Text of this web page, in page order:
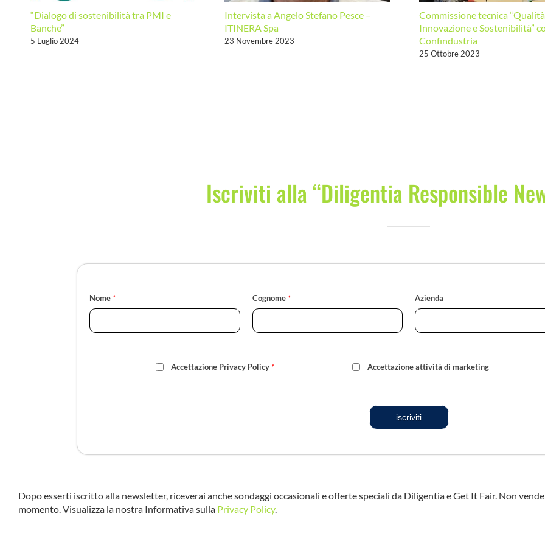
“Dialogo di sostenibilità tra PMI e
Banche”
5 Luglio 2024
Intervista a Angelo Stefano Pesce –
ITINERA Spa
23 Novembre 2023
Commissione tecnica “Qualità,
Innovazione e Sostenibilità”
Confindustria
25 Ottobre 2023
Iscriviti alla “Diligentia Responsible
Nome * Cognome * Azienda
Accettazione Privacy Policy * Accettazione attività di marketing
iscriviti
Dopo esserti iscritto alla newsletter, riceverai anche sondaggi occasionali e offerte speciali da Diligentia e Get It Fair. Non
momento. Visualizza la nostra Informativa sulla Privacy Policy.